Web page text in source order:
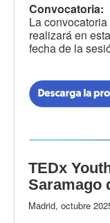
Convocatoria:
La
realizará en
fecha de la
TEDx
Saramago
Madrid, octubre